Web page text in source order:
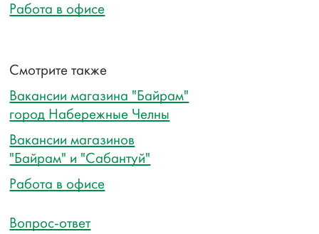
Работа в офисе
Смотрите также
Вакансии магазина "Байрам"
город Набережные Челны
Вакансии магазинов
"Байрам" и "Сабантуй"
Работа в офисе
Вопрос-ответ